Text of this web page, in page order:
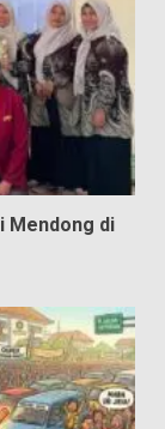
Mendong di